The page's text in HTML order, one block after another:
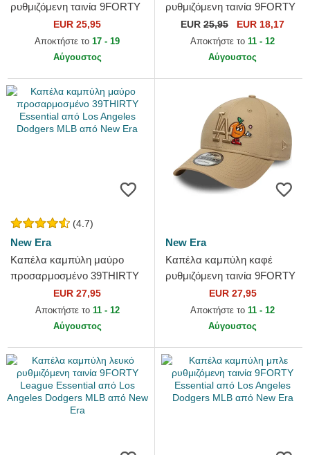
ρυθμιζόμενη ταινία 9FORTY
Team Outline από Los
Angeles Dodgers MLB από
EUR 25,95
Αποκτήστε το 17 - 19
Αύγουστος
ρυθμιζόμενη ταινία 9FORTY
League Essential από Los
Angeles Dodgers MLB από...
EUR 25,95 EUR 18,17
Αποκτήστε το 11 - 12
Αύγουστος
(4.7)
New Era
Καπέλα καμπύλη μαύρο
προσαρμοσμένο 39THIRTY
Essential από Los Angeles
Dodgers MLB από New Era
EUR 27,95
Αποκτήστε το 11 - 12
Αύγουστος
New Era
Καπέλα καμπύλη καφέ
ρυθμιζόμενη ταινία 9FORTY
Tonal Icon από Los Angeles
Dodgers MLB από New Era
EUR 27,95
Αποκτήστε το 11 - 12
Αύγουστος